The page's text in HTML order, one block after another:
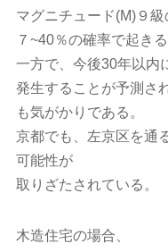
マグニチュード(M)９
７~40％の確率で起き
一方で、今後30年以内
発生することが予測さ
も気がかりである。
京都でも、左京区を通
可能性が
取りざたされている。
木造住宅の場合、